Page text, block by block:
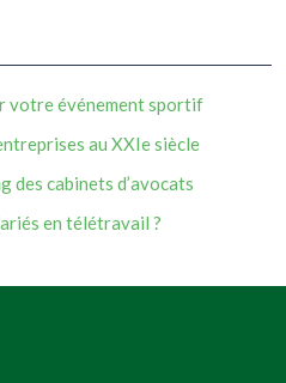
votre événement sportif
au XXIe siècle
des cabinets d’avocats
en télétravail ?